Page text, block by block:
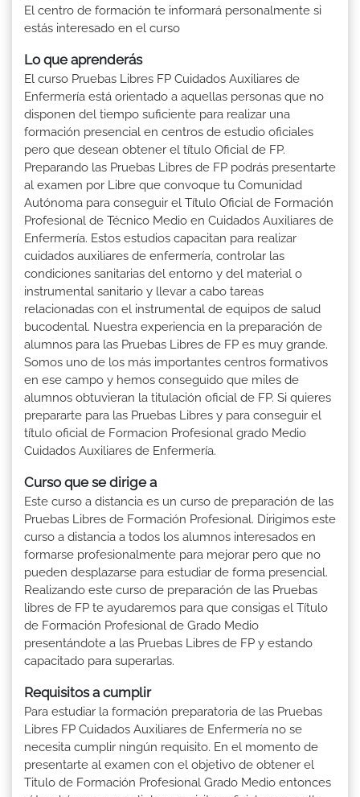
El centro de formación te informará personalmente si
estás interesado en el curso
Lo que aprenderás
El curso Pruebas Libres FP Cuidados Auxiliares de
Enfermería está orientado a aquellas personas que no
disponen del tiempo suficiente para realizar una
formación presencial en centros de estudio oficiales
pero que desean obtener el título Oficial de FP.
Preparando las Pruebas Libres de FP podrás presentarte
al examen por Libre que convoque tu Comunidad
Autónoma para conseguir el Título Oficial de Formación
Profesional de Técnico Medio en Cuidados Auxiliares de
Enfermería. Estos estudios capacitan para realizar
cuidados auxiliares de enfermería, controlar las
condiciones sanitarias del entorno y del material o
instrumental sanitario y llevar a cabo tareas
relacionadas con el instrumental de equipos de salud
bucodental. Nuestra experiencia en la preparación de
alumnos para las Pruebas Libres de FP es muy grande.
Somos uno de los más importantes centros formativos
en ese campo y hemos conseguido que miles de
alumnos obtuvieran la titulación oficial de FP. Si quieres
prepararte para las Pruebas Libres y para conseguir el
título oficial de Formacion Profesional grado Medio
Cuidados Auxiliares de Enfermería.
Curso que se dirige a
Este curso a distancia es un curso de preparación de las
Pruebas Libres de Formación Profesional. Dirigimos este
curso a distancia a todos los alumnos interesados en
formarse profesionalmente para mejorar pero que no
pueden desplazarse para estudiar de forma presencial.
Realizando este curso de preparación de las Pruebas
libres de FP te ayudaremos para que consigas el Título
de Formación Profesional de Grado Medio
presentándote a las Pruebas Libres de FP y estando
capacitado para superarlas.
Requisitos a cumplir
Para estudiar la formación preparatoria de las Pruebas
Libres FP Cuidados Auxiliares de Enfermería no se
necesita cumplir ningún requisito. En el momento de
presentarte al examen con el objetivo de obtener el
Titulo de Formación Profesional Grado Medio entonces